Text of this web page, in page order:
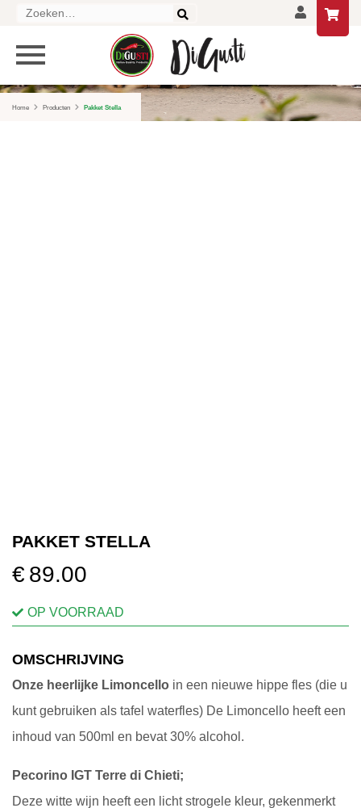
WINKELWAGEN
Zoeken
PRODUCTEN
Home Producten Pakket Stella
PAKKET STELLA
€ 89.00
OP VOORRAAD
OMSCHRIJVING
Onze heerlijke Limoncello in een nieuwe hippe fles (die u
kunt gebruiken als tafel waterfles) De Limoncello heeft een
inhoud van 500ml en bevat 30% alcohol.
Pecorino IGT Terre di Chieti;
Deze witte wijn heeft een licht strogele kleur, gekenmerkt